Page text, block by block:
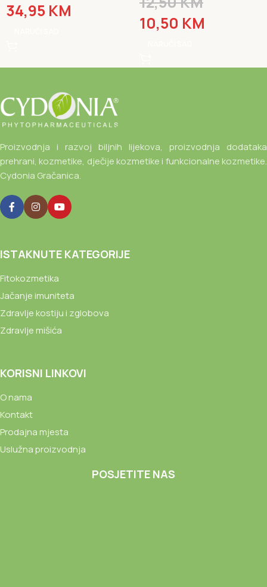
34,95 KM
10,50 KM
Proizvodnja i razvoj biljnih lijekova, proizvodnja dodataka
prehrani, kozmetike, dječije kozmetike i funkcionalne kozmetike.
Cydonia Gračanica.
ISTAKNUTE KATEGORIJE
Fitokozmetika
Jačanje imuniteta
Zdravlje kostiju i zglobova
Zdravlje mišića
KORISNI LINKOVI
O nama
Kontakt
Prodajna mjesta
Uslužna proizvodnja
POSJETITE NAS